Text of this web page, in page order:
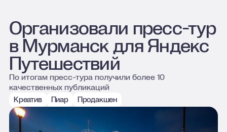
Креатив Пиар Продакшен
Организовали пресс-тур
в Мурманск для Яндекс
Путешествий
По итогам пресс-тура получили более 10
качественных публикаций